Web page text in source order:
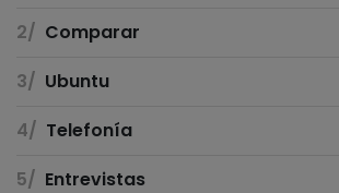
Comparar
Ubuntu
Telefonía
Entrevistas